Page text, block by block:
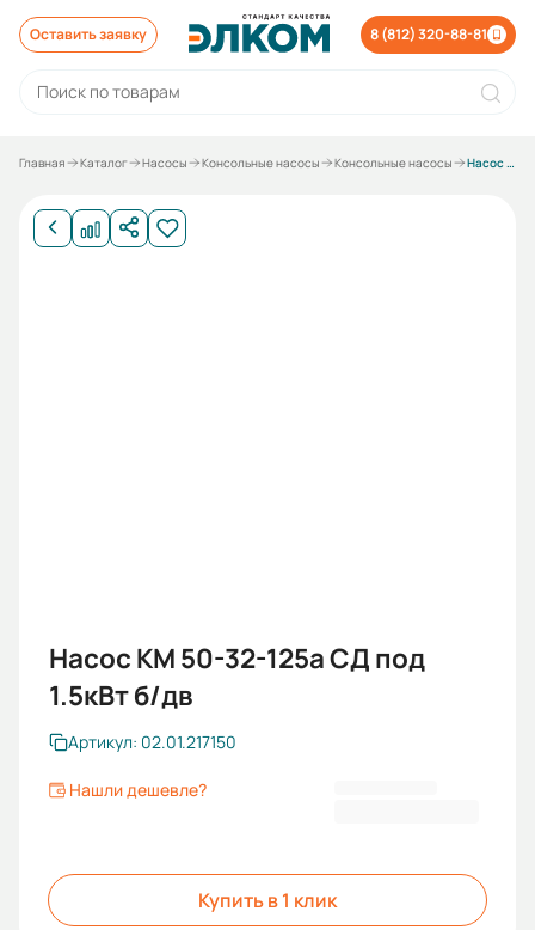
Оставить заявку 8 (812) 320-88-81
Главная Каталог Насосы Консольные насосы Консольные насосы Насос КМ 50-32-125а СД под 1,5 кВт без электродвигателя
Насос КМ 50-32-125а СД под
1.5кВт б/дв
Артикул: 02.01.217150
Нашли дешевле?
Купить в 1 клик